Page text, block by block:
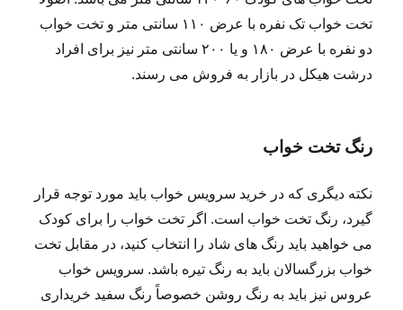
تخت خواب تک نفره با عرض ۱۱۰ سانتی متر و تخت خواب
دو نفره با عرض ۱۸۰ و یا ۲۰۰ سانتی متر نیز برای افراد
درشت هیکل در بازار به فروش می رسند.
رنگ تخت خواب
نکته دیگری که در خرید سرویس خواب باید مورد توجه قرار
گیرد، رنگ تخت خواب است. اگر تخت خواب را برای کودک
می خواهید باید رنگ های شاد را انتخاب کنید، در مقابل تخت
خواب بزرگسالان باید به رنگ تیره باشد. سرویس خواب
عروس نیز باید به رنگ روشن خصوصاً رنگ سفید خریداری